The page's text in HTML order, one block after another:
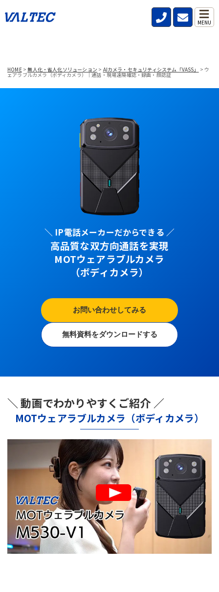
MENU
HOME>無人化・省人化ソリューション > AIカメラ・セキュリティシステム「VASS」 > ウ
ェアラブルカメラ（ボディカメラ）｜通話・現場遠隔確認・録画・顔認証
＼ IP電話メーカーだからできる ／
高品質な双方向通話を実現
MOTウェアラブルカメラ
（ボディカメラ）
お問い合わせしてみる
無料資料をダウンロードする
＼ 動画でわかりやすくご紹介 ／
MOTウェアラブルカメラ（ボディカメラ）